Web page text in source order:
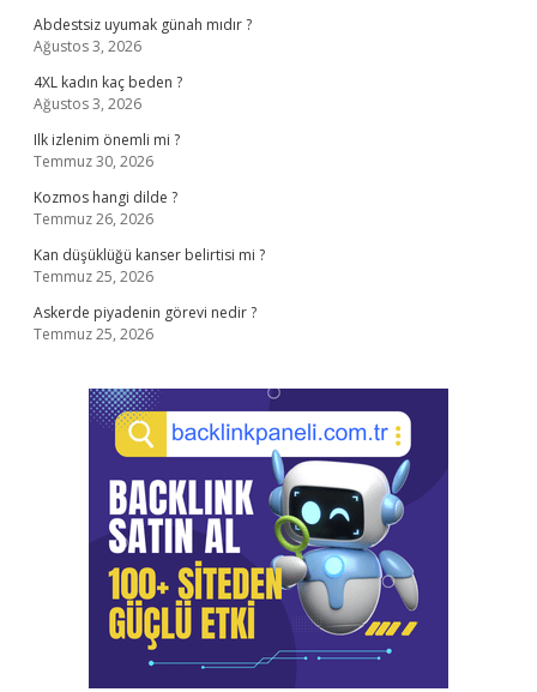
Abdestsiz uyumak günah mıdır ?
Ağustos 3, 2026
4XL kadın kaç beden ?
Ağustos 3, 2026
Ilk izlenim önemli mi ?
Temmuz 30, 2026
Kozmos hangi dilde ?
Temmuz 26, 2026
Kan düşüklüğü kanser belirtisi mi ?
Temmuz 25, 2026
Askerde piyadenin görevi nedir ?
Temmuz 25, 2026